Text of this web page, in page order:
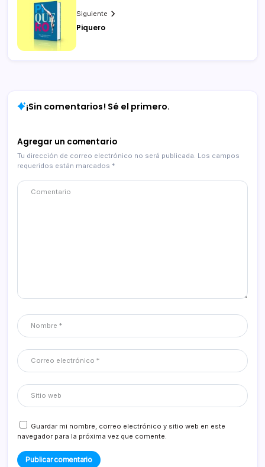
Siguiente
Piquero
¡Sin comentarios! Sé el primero.
Agregar un comentario
Tu dirección de correo electrónico no será publicada. Los campos
requeridos están marcados *
Guardar mi nombre, correo electrónico y sitio web en este
navegador para la próxima vez que comente.